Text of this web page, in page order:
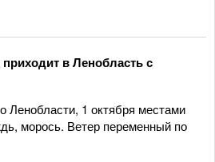
в Ленобласть с
1 октября местами
морось. Ветер переменный по